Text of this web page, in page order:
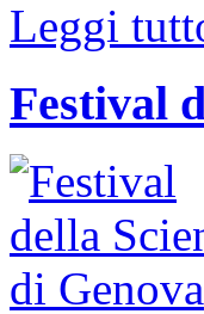
Leggi
Festival